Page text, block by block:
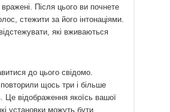
Після цього ви почнете
стежити за його інтонаціями.
які вживаються
до цього свідомо.
щось три і більше
Це відображення якоїсь вашої
установки можуть бути